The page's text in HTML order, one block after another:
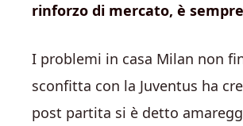
rinforzo di mercato, è
I problemi in casa Milan non
sconfitta con la Juventus ha
post partita si è detto